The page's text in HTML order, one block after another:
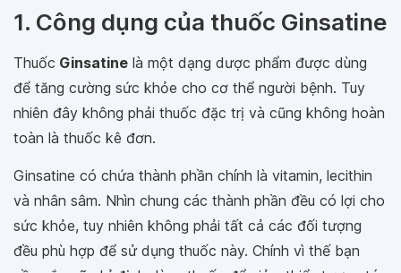
1. Công dụng của thuốc Ginsatine
Thuốc Ginsatine là một dạng dược phẩm được dùng
để tăng cường sức khỏe cho cơ thể người bệnh. Tuy
nhiên đây không phải thuốc đặc trị và cũng không hoàn
toàn là thuốc kê đơn.
Ginsatine có chứa thành phần chính là vitamin, lecithin
và nhân sâm. Nhìn chung các thành phần đều có lợi cho
sức khỏe, tuy nhiên không phải tất cả các đối tượng
đều phù hợp để sử dụng thuốc này. Chính vì thế bạn